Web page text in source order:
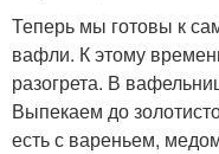
Теперь мы готовы к
вафли. К этому
разогрета. В
Выпекаем до
есть с вареньем,